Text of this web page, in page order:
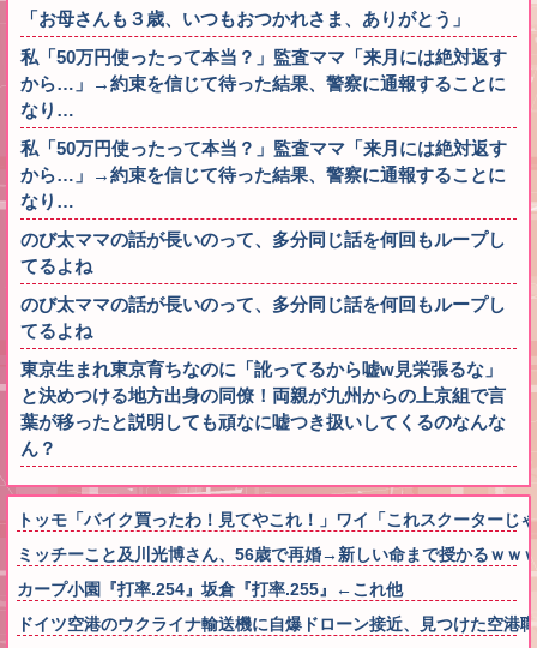
「お母さんも３歳、いつもおつかれさま、ありがとう」
私「50万円使ったって本当？」監査ママ「来月には絶対返す
から…」→約束を信じて待った結果、警察に通報することに
なり…
私「50万円使ったって本当？」監査ママ「来月には絶対返す
から…」→約束を信じて待った結果、警察に通報することに
なり…
のび太ママの話が長いのって、多分同じ話を何回もループし
てるよね
のび太ママの話が長いのって、多分同じ話を何回もループし
てるよね
東京生まれ東京育ちなのに「訛ってるから嘘w見栄張るな」
と決めつける地方出身の同僚！両親が九州からの上京組で言
葉が移ったと説明しても頑なに嘘つき扱いしてくるのなんな
ん？
トッモ「バイク買ったわ！見てやこれ！」ワイ「これスクーターじ
ミッチーこと及川光博さん、56歳で再婚→新しい命まで授かるｗｗ
カープ小園『打率.254』坂倉『打率.255』←これ他
ドイツ空港のウクライナ輸送機に自爆ドローン接近、見つけた空